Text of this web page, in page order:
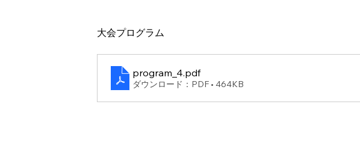
大会プログラム
program_4.pdf
ダウンロード：PDF • 464KB